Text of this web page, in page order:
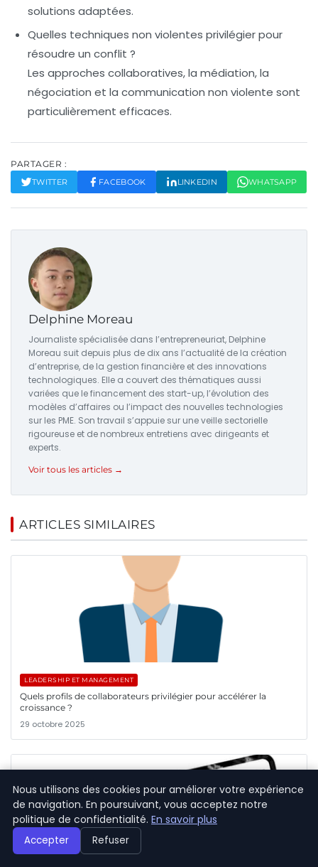
solutions adaptées.
Quelles techniques non violentes privilégier pour
résoudre un conflit ?
Les approches collaboratives, la médiation, la
négociation et la communication non violente sont
particulièrement efficaces.
PARTAGER :
TWITTER FACEBOOK LINKEDIN WHATSAPP
Delphine Moreau
Journaliste spécialisée dans l’entrepreneuriat, Delphine
Moreau suit depuis plus de dix ans l’actualité de la création
d’entreprise, de la gestion financière et des innovations
technologiques. Elle a couvert des thématiques aussi
variées que le financement des start-up, l’évolution des
modèles d’affaires ou l’impact des nouvelles technologies
sur les PME. Son travail s’appuie sur une veille sectorielle
rigoureuse et de nombreux entretiens avec dirigeants et
experts.
Voir tous les articles →
ARTICLES SIMILAIRES
LEADERSHIP ET MANAGEMENT
Quels profils de collaborateurs privilégier pour accélérer la
croissance ?
29 octobre 2025
Nous utilisons des cookies pour améliorer votre expérience
de navigation. En poursuivant, vous acceptez notre
politique de confidentialité. En savoir plus
Accepter Refuser